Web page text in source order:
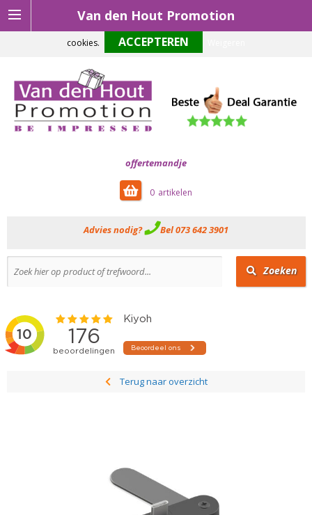
Van den Hout Promotion
offertemandje
0
Advies nodig? Bel 073 642 3901
Zoeken
Terug naar overzicht
Om onze website optimaal te laten functioneren maken wij gebruik van
cookies.